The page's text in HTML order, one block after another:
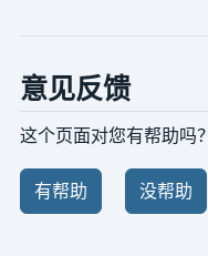
意见反馈
这个页面对您有帮助吗？
有帮助 没帮助